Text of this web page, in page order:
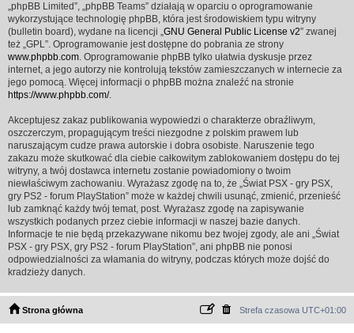
„phpBB Limited”, „phpBB Teams” działają w oparciu o oprogramowanie
wykorzystujące technologię phpBB, która jest środowiskiem typu witryny
(bulletin board), wydane na licencji „GNU General Public License v2” zwanej
też „GPL”. Oprogramowanie jest dostępne do pobrania ze strony
www.phpbb.com. Oprogramowanie phpBB tylko ułatwia dyskusje przez
internet, a jego autorzy nie kontrolują tekstów zamieszczanych w internecie za
jego pomocą. Więcej informacji o phpBB można znaleźć na stronie
https://www.phpbb.com/.
Akceptujesz zakaz publikowania wypowiedzi o charakterze obraźliwym,
oszczerczym, propagującym treści niezgodne z polskim prawem lub
naruszającym cudze prawa autorskie i dobra osobiste. Naruszenie tego
zakazu może skutkować dla ciebie całkowitym zablokowaniem dostępu do tej
witryny, a twój dostawca internetu zostanie powiadomiony o twoim
niewłaściwym zachowaniu. Wyrażasz zgodę na to, że „Świat PSX - gry PSX,
gry PS2 - forum PlayStation” może w każdej chwili usunąć, zmienić, przenieść
lub zamknąć każdy twój temat, post. Wyrażasz zgodę na zapisywanie
wszystkich podanych przez ciebie informacji w naszej bazie danych.
Informacje te nie będą przekazywane nikomu bez twojej zgody, ale ani „Świat
PSX - gry PSX, gry PS2 - forum PlayStation”, ani phpBB nie ponosi
odpowiedzialności za włamania do witryny, podczas których może dojść do
kradzieży danych.
Strona główna Strefa czasowa UTC+01:00